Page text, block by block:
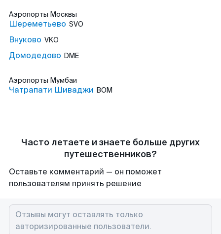
Аэропорты Москвы
Шереметьево SVO
Внуково VKO
Домодедово DME
Аэропорты Мумбаи
Чатрапати Шиваджи BOM
Часто летаете и знаете больше других
путешественников?
Оставьте комментарий — он поможет
пользователям принять решение